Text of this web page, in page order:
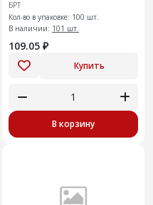
БРТ
Кол-во в упаковке: 100 шт.
В наличии: 101 шт.
109.05 ₽
Купить
В корзину